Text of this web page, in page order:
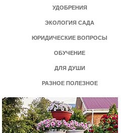
УДОБРЕНИЯ
ЭКОЛОГИЯ САДА
ЮРИДИЧЕСКИЕ ВОПРОСЫ
ОБУЧЕНИЕ
ДЛЯ ДУШИ
РАЗНОЕ ПОЛЕЗНОЕ